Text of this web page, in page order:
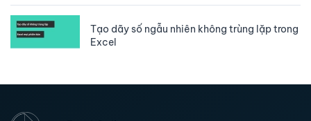
Tạo dãy số ngẫu nhiên không trùng lặp trong
Excel